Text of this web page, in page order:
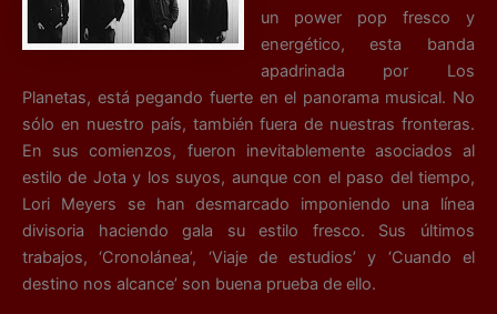
un power pop fresco y
energético, esta banda
apadrinada por Los
Planetas, está pegando fuerte en el panorama musical. No
sólo en nuestro país, también fuera de nuestras fronteras.
En sus comienzos, fueron inevitablemente asociados al
estilo de Jota y los suyos, aunque con el paso del tiempo,
Lori Meyers se han desmarcado imponiendo una línea
divisoria haciendo gala su estilo fresco. Sus últimos
trabajos, ‘Cronolánea’, ‘Viaje de estudios’ y ‘Cuando el
destino nos alcance’ son buena prueba de ello.